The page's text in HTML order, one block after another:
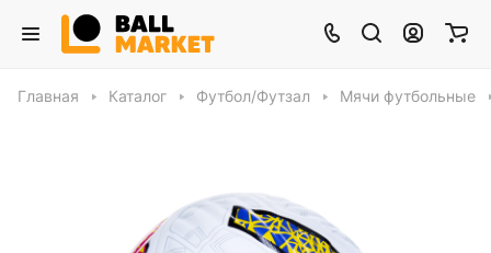
Главная Каталог Футбол/Футзал Мячи футбольные